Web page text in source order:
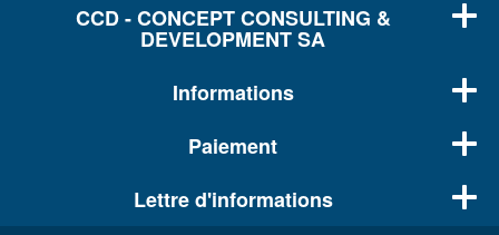
CCD - CONCEPT CONSULTING &
DEVELOPMENT SA
Informations
Paiement
Lettre d'informations